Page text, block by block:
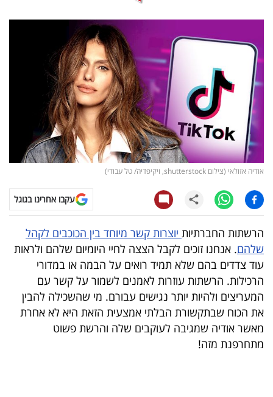
מדדים
ומחקרים
דעות
רכילות
עסקית
קריפטו
ויראלי
טלוויזיה
עסקי
ספורט
קריירה
ולימודים
מינויים
רייטינג
אודיה אזולאי (צילום shutterstock, ויקיפדיה/ טל עבודי)
עקבו אחרינו בגוגל
הרשתות החברתיות יוצרות קשר מיוחד בין הכוכבים לקהל
שלהם. אנחנו זוכים לקבל הצצה לחיי היומיום שלהם ולראות
עוד צדדים בהם שלא תמיד רואים על הבמה או במדורי
הרכילות. הרשתות עוזרות לאמנים לשמור על קשר עם
המעריצים ולהיות יותר נגישים עבורם. מי שהשכילה להבין
את הכוח שבתקשורת הבלתי אמצעית הזאת היא לא אחרת
מאשר אודיה שמגיבה לעוקבים שלה והרשת פשוט
מתחרפנת מזה!